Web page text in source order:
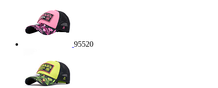
95520